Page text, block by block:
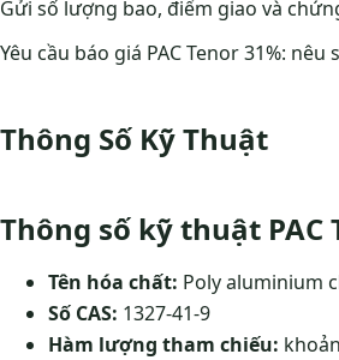
Gửi số lượng bao, điểm giao và
Yêu cầu báo giá PAC Tenor 31%:
Thông Số Kỹ Thuật
Thông số kỹ thuật PAC
Tên hóa chất: Poly aluminium
Số CAS: 1327-41-9
Hàm lượng tham chiếu: